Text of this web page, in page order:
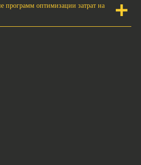
программ оптимизации затрат на